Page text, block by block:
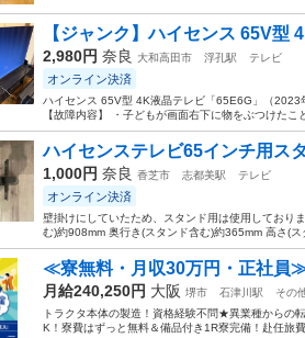
【ジャンク】ハイセンス 65V型
2,980円 奈良 大和高田市 浮孔駅 テレビ
オンライン決済
ハイセンス 65V型 4K液晶テレビ「65E6G」（2023
【故障内容】 ・子どもが画面右下に物をぶつけたこ
ハイセンステレビ65インチ用ス
1,000円 奈良 香芝市 志都美駅 テレビ
オンライン決済
壁掛けにしていたため、スタンド用は使用しており
む)約908mm 奥行き(スタンド含む)約365mm 高さ(ス
≪寮無料・月収30万円・正社員
月給240,250円 大阪 堺市 石津川駅
その
トラクタ本体の製造！資格経験不問★異業種からの
K！寮費はずっと無料＆備品付き1R寮完備！赴任旅